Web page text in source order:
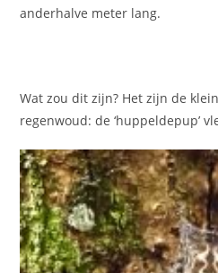
anderhalve meter lang.
Wat zou dit zijn? Het zijn de
regenwoud: de ‘huppeldepup’